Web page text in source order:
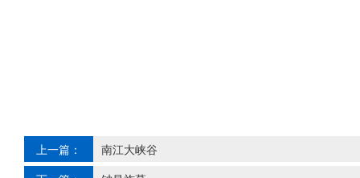
上一篇：
南江大峡谷